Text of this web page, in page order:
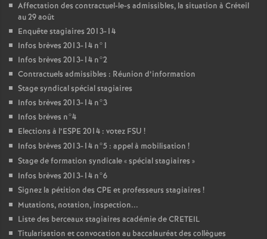
Affectation des contractuel-le-s admissibles, la situation à Créteil
au 29 août
Enquête stagiaires 2013-14
Infos brèves 2013-14 n°1
Infos brèves 2013-14 n°2
Contractuels admissibles : Réunion d’information
Stage syndical spécial stagiaires
Infos brèves 2013-14 n°3
Infos brèves n°4
Elections à l’ESPE 2014 : votez FSU !
Infos brèves 2013-14 n°5 : appel à mobilisation !
Stage de formation syndicale «spécial stagiaires »
Infos brèves 2013-14 n°6
Signez la pétition des CPE et professeurs stagiaires !
Mutations, notation, inspection...
Liste des berceaux stagiaires académie deCRETEIL
Titularisation et convocation au baccalauréat des collègues